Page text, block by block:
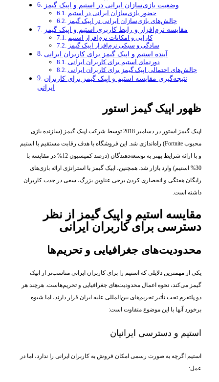
وضعیت بازی‌سازان ایرانی در استیم و اپیک گیمز
حضور بازی‌سازان ایرانی در استیم
چالش‌های بازی‌سازان ایرانی در اپیک گیمز
مقایسه نرم‌افزار و رابط کاربری استیم و اپیک گیمز
کارایی و امکانات نرم‌افزار استیم
سادگی و سبکی نرم‌افزار اپیک گیمز
آینده استیم و اپیک گیمز برای کاربران ایرانی
دورنمای استیم برای کاربران ایرانی
چالش‌های احتمالی اپیک گیمز برای کاربران ایرانی
نتیجه‌گیری مقایسه استیم و اپیک گیمز برای کاربران
ایرانی
ظهور اپیک گیمز استور
اپیک گیمز استور در دسامبر 2018 توسط شرکت اپیک گیمز (سازنده بازی
محبوب Fortnite) راه‌اندازی شد. این فروشگاه با هدف رقابت مستقیم با استیم
و با ارائه شرایط بهتر به توسعه‌دهندگان (درصد کمیسیون 12% در مقایسه با
30% استیم) وارد بازار شد. همچنین، اپیک گیمز با استراتژی ارائه بازی‌های
رایگان هفتگی و انحصاری کردن برخی عناوین بزرگ، سعی در جذب کاربران
داشته است.
مقایسه استیم و اپیک گیمز از نظر
دسترسی برای کاربران ایرانی
محدودیت‌های جغرافیایی و تحریم‌ها
یکی از مهمترین دلایلی که استیم را برای کاربران ایرانی مناسب‌تر از اپیک
گیمز می‌کند، نحوه اعمال محدودیت‌های جغرافیایی و تحریم‌هاست. هرچند هر
دو پلتفرم تحت تأثیر تحریم‌های بین‌المللی علیه ایران قرار دارند، اما شیوه
برخورد آنها با این موضوع متفاوت است:
استیم و دسترسی ایرانیان
استیم اگرچه به صورت رسمی امکان فروش به کاربران ایرانی را ندارد، اما در
عمل: